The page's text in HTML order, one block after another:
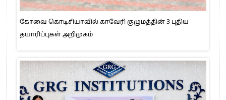
கோவை கொடிசியாவில் காவேரி குழுமத்தின் 3 புதிய
தயாரிப்புகள் அறிமுகம்